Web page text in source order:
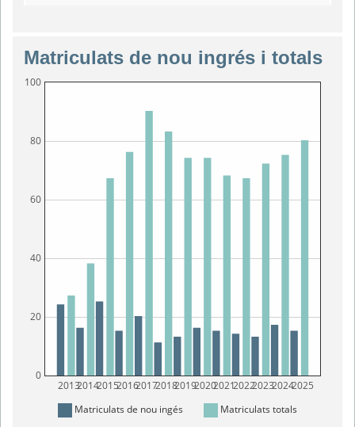
Matriculats de nou ingrés i totals
2013201420152016201720182019202020212022202320242025
0
20
40
60
80
100
Matriculats de nou ingés Matriculats totals